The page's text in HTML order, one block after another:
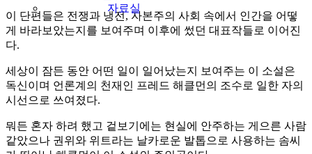
자료실
이 단편들은 전쟁과 냉전, 자본주의 사회 속에서 인간을 어떻
게 바라보았는지를 보여주며 이후에 썼던 대표작들로 이어진
다.
세상이 잠든 동안 어떤 일이 일어났는지 보여주는 이 소설은
독신이며 언론계의 천재인 프레드 해클먼의 조수로 일한 자의
시선으로 쓰여졌다.
뭐든 혼자 하려 했고 겉보기에는 현실에 안주하는 게으른 사람
같았으나 권위와 위트라는 날카로운 발톱으로 사용하는 솜씨